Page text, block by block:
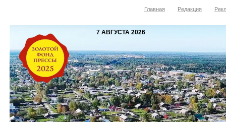
Главная Редакция
7 АВГУСТА 2026